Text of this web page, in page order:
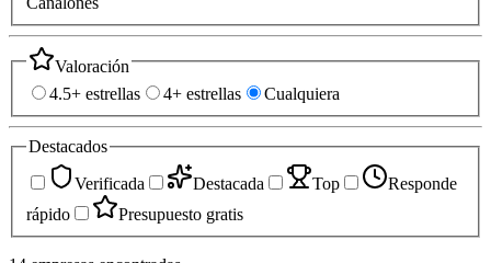
Valoración
4.5+ estrellas
4+ estrellas Cualquiera
Destacados
Verificada
Destacada Top
Responde
rápido
Presupuesto gratis